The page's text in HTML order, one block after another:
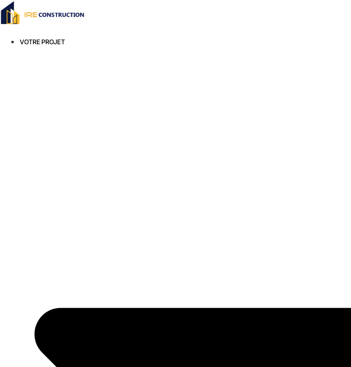
Aller
VOTRE PROJET